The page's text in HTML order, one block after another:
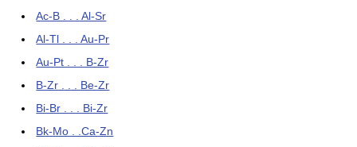
Ac-B . . . Al-Sr
Al-Tl . . . Au-Pr
Au-Pt . . . B-Zr
B-Zr . . . Be-Zr
Bi-Br . . . Bi-Zr
Bk-Mo . .Ca-Zn